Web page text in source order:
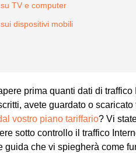
TV e computer
dispositivi mobili
prima quanti dati di traffico
avete guardato o scaricato
vostro piano tariffario? Vi
sotto controllo il traffico
che vi spiegherà come